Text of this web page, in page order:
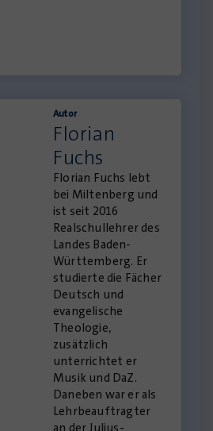
Autor
Florian
Fuchs
Florian Fuchs lebt
bei Miltenberg und
ist seit 2016
Realschullehrer des
Landes Baden-
Württemberg. Er
studierte die Fächer
Deutsch und
evangelische
Theologie,
zusätzlich
unterrichtet er
Musik und DaZ.
Daneben war er als
Lehrbeauftragter